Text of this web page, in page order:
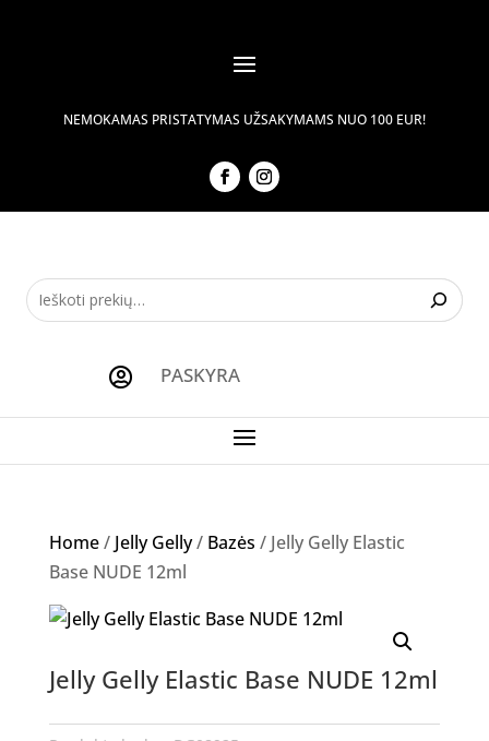
NEMOKAMAS PRISTATYMAS UŽSAKYMAMS NUO 100 EUR!
 PASKYRA
Home/ Jelly Gelly/ Bazės / Jelly Gelly Elastic
Base NUDE 12ml
Jelly Gelly Elastic Base NUDE 12ml